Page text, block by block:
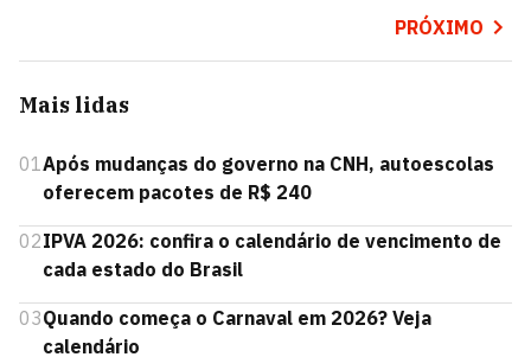
PRÓXIMO
Mais lidas
01Após mudanças do governo na CNH, autoescolas
oferecem pacotes de R$ 240
02IPVA 2026: confira o calendário de vencimento de
cada estado do Brasil
03Quando começa o Carnaval em 2026? Veja
calendário